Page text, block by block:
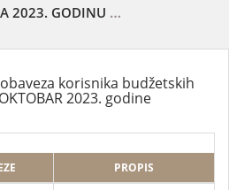
2023. GODINU
korisnika budžetskih
2023. godine
PROPIS